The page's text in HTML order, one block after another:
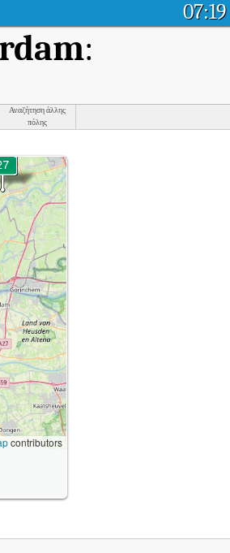
07:19
:
Αναζήτηση άλλης
πόλης
contributors